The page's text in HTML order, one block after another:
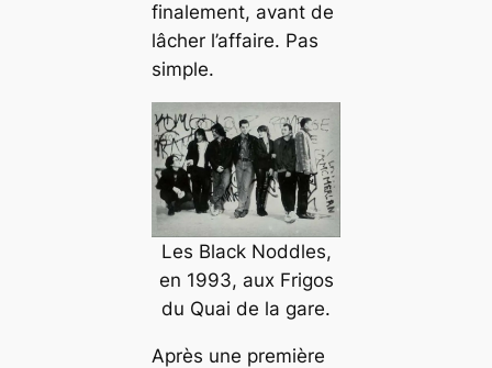
finalement, avant de
lâcher l’affaire. Pas
simple.
Les Black Noddles,
en 1993, aux Frigos
du Quai de la gare.
Après une première